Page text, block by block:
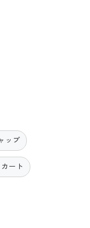
ップ
ート